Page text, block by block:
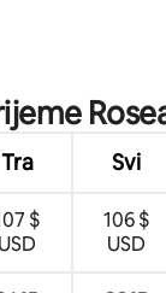
Tra Svi
$
USD
106 $
USD